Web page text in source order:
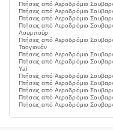
Πτήσεις από Αεροδρόμιο
Πτήσεις από Αεροδρόμιο
Πτήσεις από Αεροδρόμιο
Πτήσεις από Αεροδρόμιο
Λουμπούρ
Πτήσεις από Αεροδρόμιο
Ταογιουάν
Πτήσεις από Αεροδρόμιο
Πτήσεις από Αεροδρόμιο
Yai
Πτήσεις από Αεροδρόμιο
Πτήσεις από Αεροδρόμιο
Πτήσεις από Αεροδρόμιο
Πτήσεις από Αεροδρόμιο
Πτήσεις από Αεροδρόμιο